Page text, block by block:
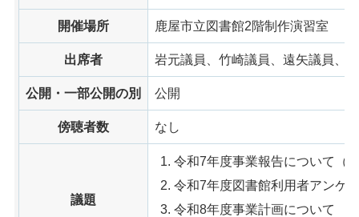
開催場所 鹿屋市立図書館2階制作演習室
出席者 岩元議員、竹崎議員、遠矢議員、
公開・一部公開の別 公開
傍聴者数 なし
議題
令和7年度事業報告について（
令和7年度図書館利用者アンケ
令和8年度事業計画について